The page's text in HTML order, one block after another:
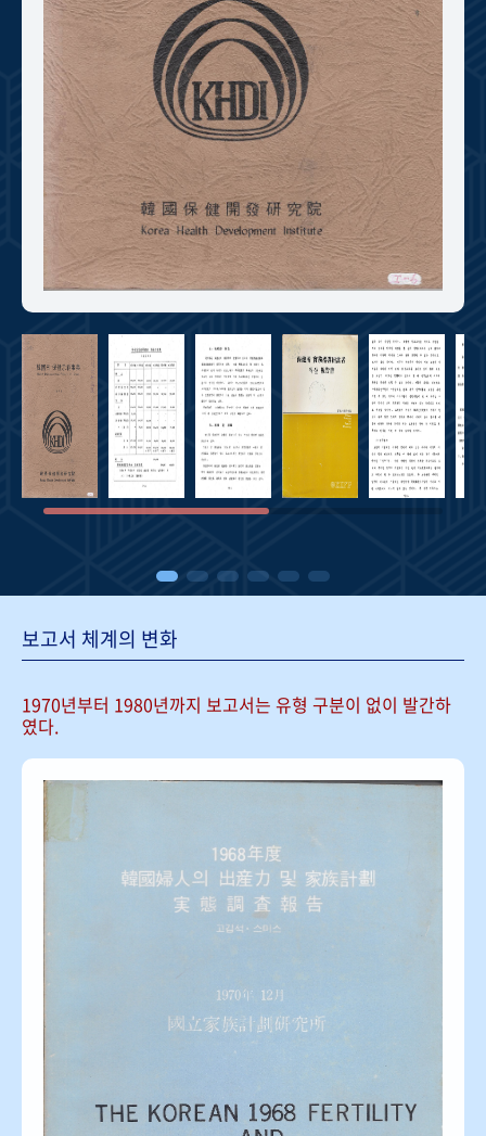
보고서 체계의 변화
1970년부터 1980년까지 보고서는 유형 구분이 없이 발간하
였다.